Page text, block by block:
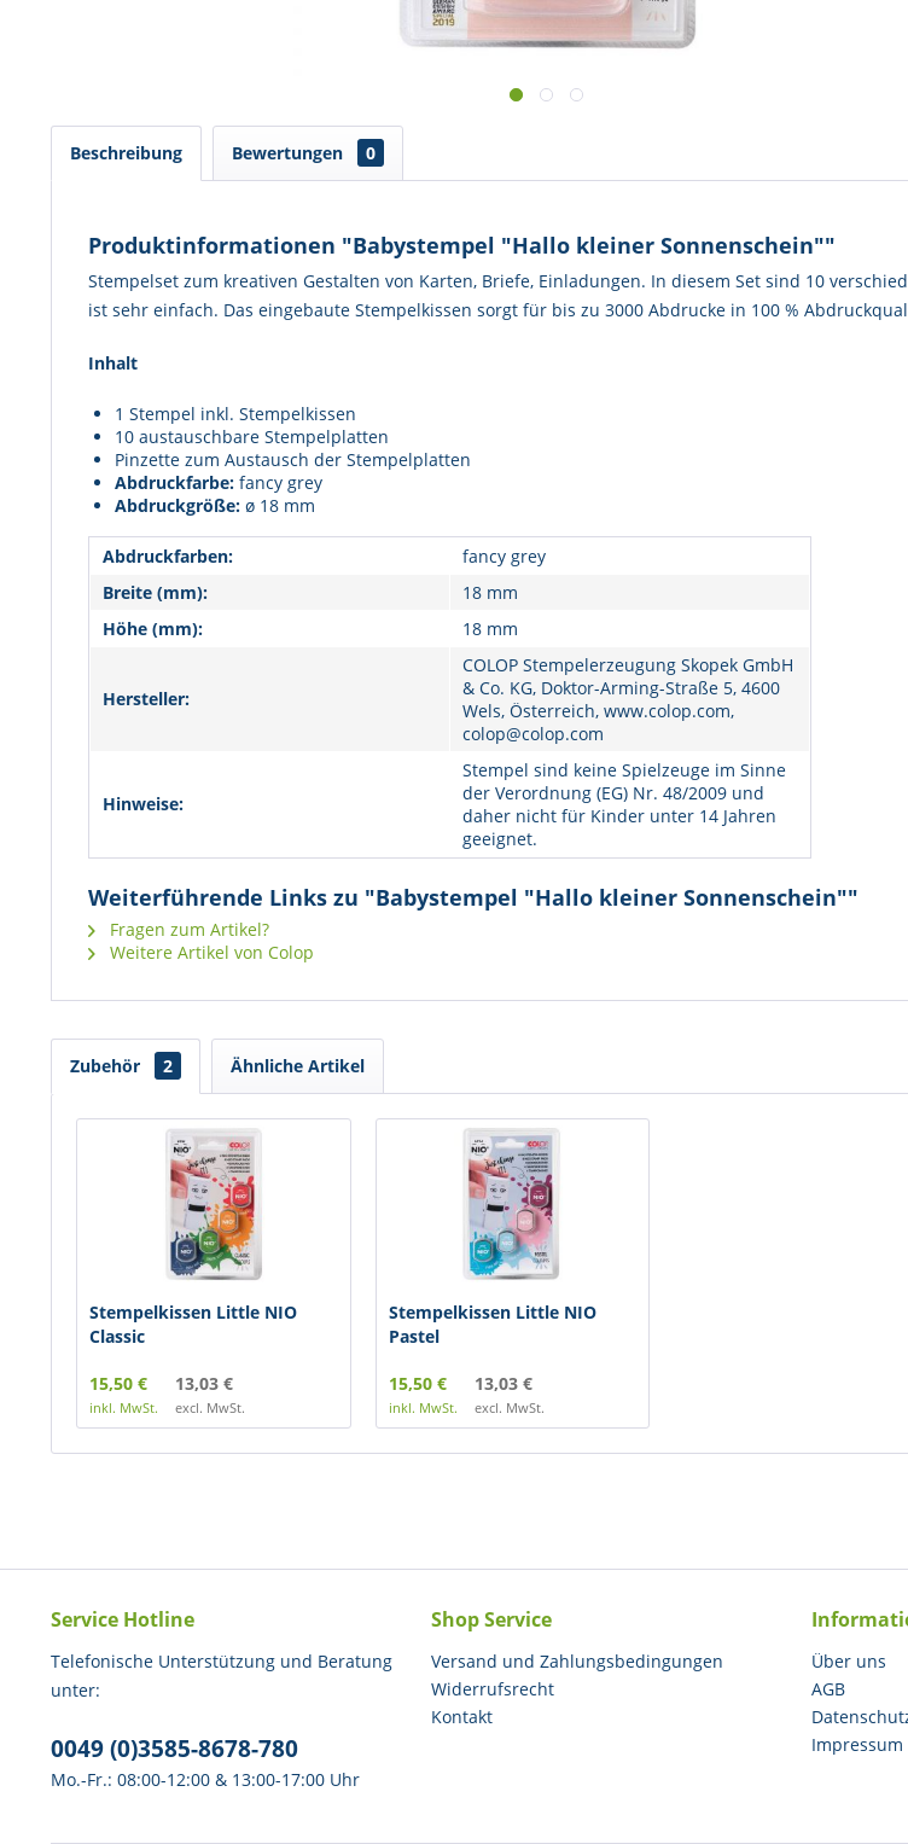
Beschreibung Bewertungen 0
Produktinformationen "Babystempel "Hallo kleiner Sonnenschein""
Stempelset zum kreativen Gestalten von Karten, Briefe, Einladungen. In diesem Set sind 10
ist sehr einfach. Das eingebaute Stempelkissen sorgt für bis zu 3000 Abdrucke in 100 %
Inhalt
1 Stempel inkl. Stempelkissen
10 austauschbare Stempelplatten
Pinzette zum Austausch der Stempelplatten
Abdruckfarbe: fancy grey
Abdruckgröße: ø 18 mm
Abdruckfarben:
fancy grey
Breite (mm):
18 mm
Höhe (mm):
18 mm
Hersteller:
COLOP Stempelerzeugung Skopek GmbH
& Co. KG, Doktor-Arming-Straße 5, 4600
Wels, Österreich, www.colop.com,
colop@colop.com
Hinweise:
Stempel sind keine Spielzeuge im Sinne
der Verordnung (EG) Nr. 48/2009 und
daher nicht für Kinder unter 14 Jahren
geeignet.
Weiterführende Links zu "Babystempel "Hallo kleiner Sonnenschein""
Fragen zum Artikel?
Weitere Artikel von Colop
Zubehör 2 Ähnliche Artikel
Stempelkissen Little NIO
Classic
15,50 €
inkl. MwSt.
13,03 €
excl. MwSt.
Stempelkissen Little NIO
Pastel
15,50 €
inkl. MwSt.
13,03 €
excl. MwSt.
Service Hotline
Telefonische Unterstützung und Beratung
unter:
0049 (0)3585-8678-780
Mo.-Fr.: 08:00-12:00 & 13:00-17:00 Uhr
Shop Service
Versand und Zahlungsbedingungen
Widerrufsrecht
Kontakt
Über uns
AGB
Impressum